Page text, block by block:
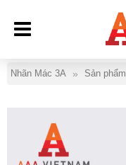
Nhãn Mác 3A Sản phẩm